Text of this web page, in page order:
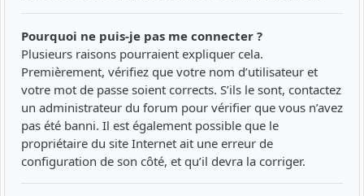
Pourquoi ne puis-je pas me connecter ?
Plusieurs raisons pourraient expliquer cela.
Premièrement, vérifiez que votre nom d’utilisateur et
votre mot de passe soient corrects. S’ils le sont, contactez
un administrateur du forum pour vérifier que vous n’avez
pas été banni. Il est également possible que le
propriétaire du site Internet ait une erreur de
configuration de son côté, et qu’il devra la corriger.